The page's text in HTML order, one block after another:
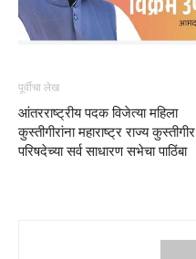
पूर्वीचा लेख
आंतरराष्ट्रीय पदक विजेत्या महिला
कुस्तीगीरांना महाराष्ट्र राज्य कुस्तीगीर
परिषदेच्या सर्व साधारण सभेचा पाठिंबा